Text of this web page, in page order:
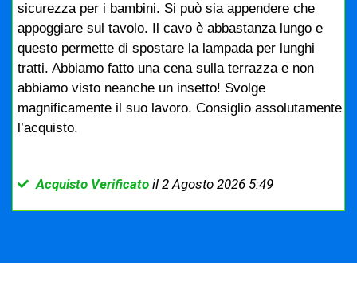
sicurezza per i bambini. Si può sia appendere che
appoggiare sul tavolo. Il cavo è abbastanza lungo e
questo permette di spostare la lampada per lunghi
tratti. Abbiamo fatto una cena sulla terrazza e non
abbiamo visto neanche un insetto! Svolge
magnificamente il suo lavoro. Consiglio assolutamente
l’acquisto.
Acquisto Verificatoil 2 Agosto 2026 5:49